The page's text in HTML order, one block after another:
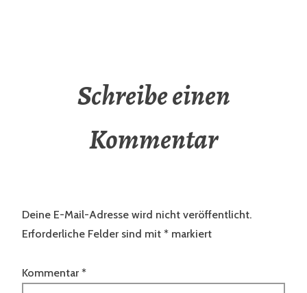
Schreibe einen
Kommentar
Deine E-Mail-Adresse wird nicht veröffentlicht.
Erforderliche Felder sind mit * markiert
Kommentar *